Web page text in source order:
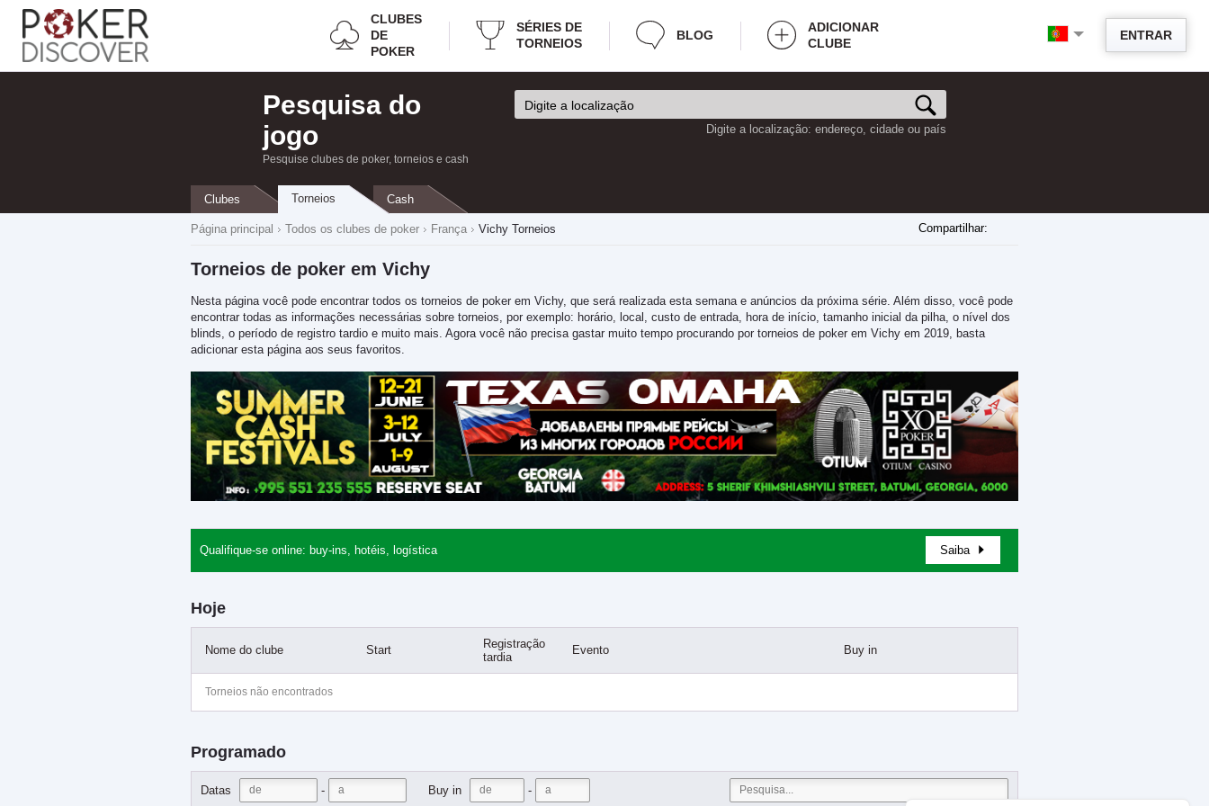
ENTRAR
CLUBES
DE
POKER
SÉRIES DE
TORNEIOS
BLOG
ADICIONAR
CLUBE
Pesquisa do
jogo
Pesquise clubes de poker, torneios e cash
Digite a localização: endereço, cidade ou país
Clubes Torneios Cash
Compartilhar:
Página principal Todos os clubes de poker França Vichy Torneios
Torneios de poker em Vichy
Nesta página você pode encontrar todos os torneios de poker em Vichy, que será realizada esta semana e anúncios da próxima série. Além disso, você pode
encontrar todas as informações necessárias sobre torneios, por exemplo: horário, local, custo de entrada, hora de início, tamanho inicial da pilha, o nível dos
blinds, o período de registro tardio e muito mais. Agora você não precisa gastar muito tempo procurando por torneios de poker em Vichy em 2019, basta
adicionar esta página aos seus favoritos.
Qualifique-se online: buy-ins, hotéis, logística Saiba
Hoje
Nome do clube Start
Registração
tardia
Evento Buy in
Torneios não encontrados
Programado
Datas - Buy in -